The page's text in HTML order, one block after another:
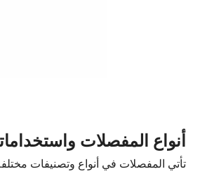
أنواع المفصلات
تأتي المفصلات في أنواع وتصنيفات